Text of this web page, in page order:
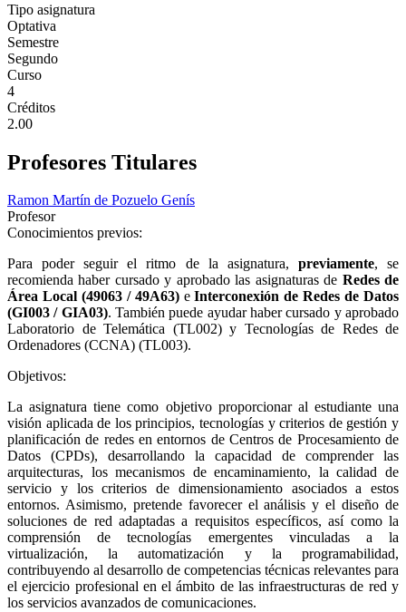
Tipo asignatura
Optativa
Semestre
Segundo
Curso
4
Créditos
2.00
Profesores Titulares
Ramon Martín de Pozuelo Genís
Profesor
Conocimientos previos:
Para poder seguir el ritmo de la asignatura, previamente, se
recomienda haber cursado y aprobado las asignaturas de Redes de
Área Local (49063 / 49A63)eInterconexión de Redes de Datos
(GI003 / GIA03). También puede ayudar haber cursado y aprobado
Laboratorio de Telemática (TL002) y Tecnologías de Redes de
Ordenadores (CCNA) (TL003).
Objetivos:
La asignatura tiene como objetivo proporcionar al estudiante una
visión aplicada de los principios, tecnologías y criterios de gestión y
planificación de redes en entornos de Centros de Procesamiento de
Datos (CPDs), desarrollando la capacidad de comprender las
arquitecturas, los mecanismos de encaminamiento, la calidad de
servicio y los criterios de dimensionamiento asociados a estos
entornos. Asimismo, pretende favorecer el análisis y el diseño de
soluciones de red adaptadas a requisitos específicos, así como la
comprensión de tecnologías emergentes vinculadas a la
virtualización, la automatización y la programabilidad,
contribuyendo al desarrollo de competencias técnicas relevantes para
el ejercicio profesional en el ámbito de las infraestructuras de red y
los servicios avanzados de comunicaciones.